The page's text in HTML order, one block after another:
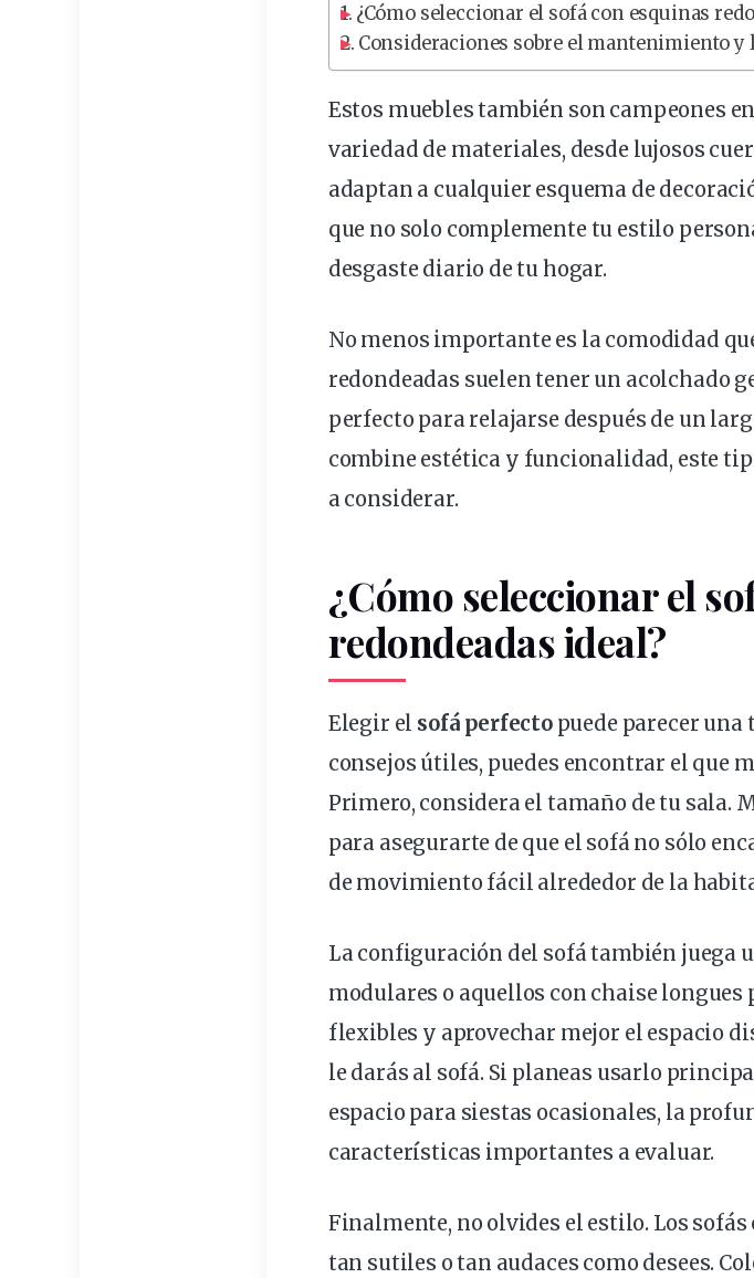
¿Cómo seleccionar el sofá con esquinas
Consideraciones sobre el mantenimiento y
Estos muebles también son campeones
variedad de materiales, desde lujosos
adaptan a cualquier esquema de
que no solo complemente tu estilo
desgaste diario de tuhogar.
No menos importantees la comodidad
redondeadas suelen tener un acolchado
perfecto para relajarse después de un
combine estética y funcionalidad, este
aconsiderar.
¿Cómo seleccionar el
redondeadas ideal?
Elegir el sofá perfectopuede parecer una
consejos útiles, puedes encontrar el que
Primero, considera el tamaño de tu sala.
para asegurarte de que el sofá no sólo
de movimiento fácil alrededor de la
La configuración del sofá también juega
modulares o aquellos con chaise longues
flexibles y aprovechar mejor el espacio
le darás al sofá. Si planeas usarlo
espacio para siestas ocasionales, la
características importantes a evaluar.
Finalmente, no olvides el estilo. Los
tan sutiles o tan audaces como desees.